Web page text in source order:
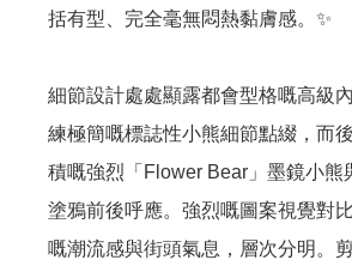
括有型、完全毫無悶熱黏膚感。✨
細節設計處處顯露都會型格嘅高級
練極簡嘅標誌性小熊細節點綴，而
積嘅強烈「Flower Bear」墨鏡小熊
塗鴉前後呼應。強烈嘅圖案視覺對
嘅潮流感與街頭氣息，層次分明。